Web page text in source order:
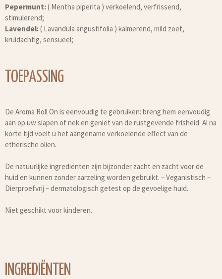
Pepermunt:( Mentha piperita ) verkoelend, verfrissend,
stimulerend;
Lavendel:( Lavandula angustifolia ) kalmerend, mild zoet,
kruidachtig, sensueel;
TOEPASSING
De Aroma Roll On is eenvoudig te gebruiken: breng hem eenvoudig
aan op uw slapen of nek en geniet van de rustgevende frisheid. Al na
korte tijd voelt u het aangename verkoelende effect van de
etherische oliën.
De natuurlijke ingrediënten zijn bijzonder zacht en zacht voor de
huid en kunnen zonder aarzeling worden gebruikt. – Veganistisch –
Dierproefvrij – dermatologisch getest op de gevoelige huid.
Niet geschikt voor kinderen.
INGREDIËNTEN